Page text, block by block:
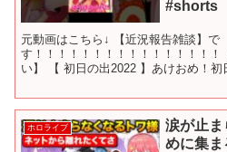
#shorts
元動画はこちら↓ 【近況報告雑談】で
す！！！！！！！！！！！！！！！
い】 【 初日の出2022 】あけおめ！
も無事...
ホロライブ
涙が止ま
めに集ま